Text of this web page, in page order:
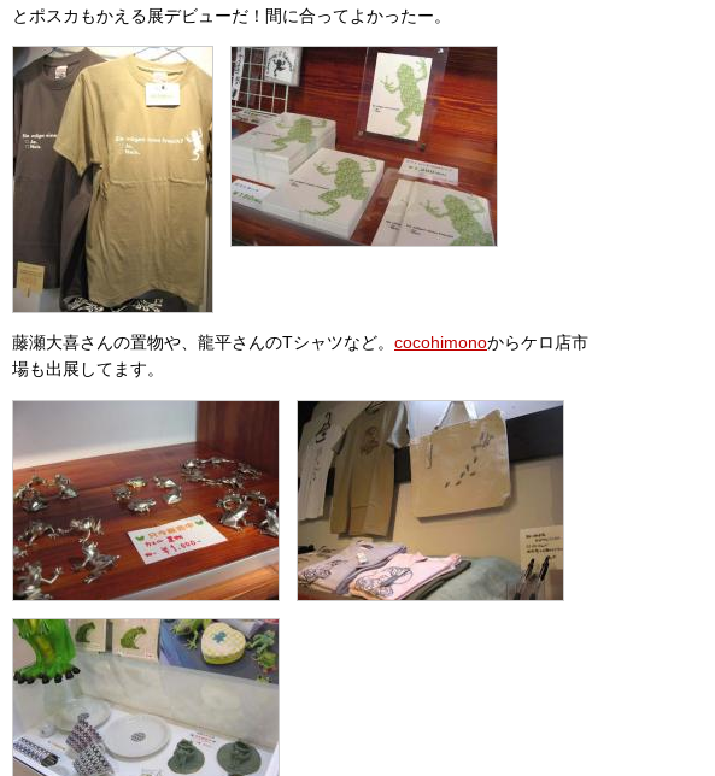
とポスカもかえる展デビューだ！間に合ってよかったー。
藤瀬大喜さんの置物や、龍平さんのTシャツなど。 cocohimonoからケロ店市
場も出展してます。